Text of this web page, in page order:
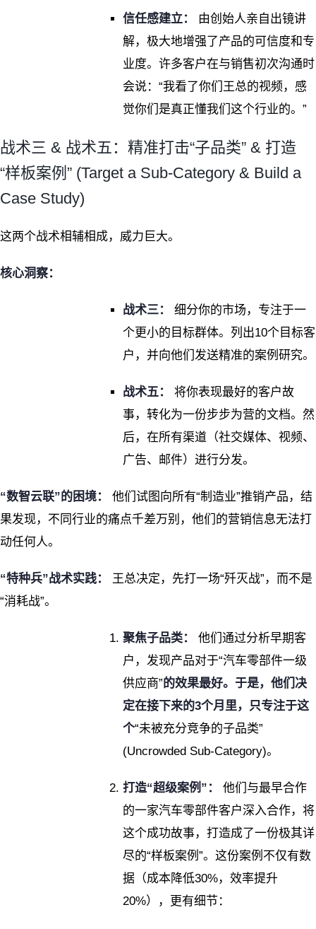
信任感建立：
由创始人亲自出镜讲
解，极大地增强了产品的可信度和专
业度。许多客户在与销售初次沟通时
会说：“我看了你们王总的视频，感
觉你们是真正懂我们这个行业的。”
战术三 & 战术五：精准打击“子品类” & 打造
“样板案例” (Target a Sub-Category & Build a
Case Study)
这两个战术相辅相成，威力巨大。
核心洞察：
战术三：
细分你的市场，专注于一
个更小的目标群体。列出10个目标客
户，并向他们发送精准的案例研究。
战术五：
将你表现最好的客户故
事，转化为一份步步为营的文档。然
后，在所有渠道（社交媒体、视频、
广告、邮件）进行分发。
“数智云联”的困境：
他们试图向所有“制造业”推销产品，结
果发现，不同行业的痛点千差万别，他们的营销信息无法打
动任何人。
“特种兵”战术实践：
王总决定，先打一场“歼灭战”，而不是
“消耗战”。
聚焦子品类：
他们通过分析早期客
户，发现产品对于“汽车零部件一级
供应商”的效果最好。于是，他们决
定在接下来的3个月里，只专注于这
个“未被充分竞争的子品类”
(Uncrowded Sub-Category)。
打造“超级案例”：
他们与最早合作
的一家汽车零部件客户深入合作，将
这个成功故事，打造成了一份极其详
尽的“样板案例”。这份案例不仅有数
据（成本降低30%，效率提升
20%），更有细节：